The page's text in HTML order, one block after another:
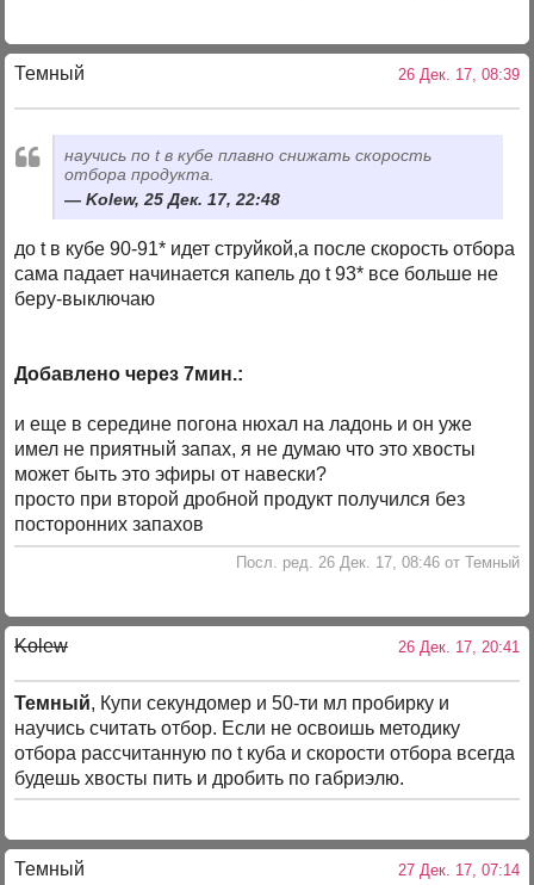
Темный 26 Дек. 17, 08:39
научись по t в кубе плавно снижать скорость
отбора продукта.
Kolew, 25 Дек. 17, 22:48
до t в кубе 90-91* идет струйкой,а после скорость отбора
сама падает начинается капель до t 93* все больше не
беру-выключаю
Добавлено через 7мин.:
и еще в середине погона нюхал на ладонь и он уже
имел не приятный запах, я не думаю что это хвосты
может быть это эфиры от навески?
просто при второй дробной продукт получился без
посторонних запахов
Посл. ред. 26 Дек. 17, 08:46 от Темный
Kolew 26 Дек. 17, 20:41
Темный, Купи секундомер и 50-ти мл пробирку и
научись считать отбор. Если не освоишь методику
отбора рассчитанную по t куба и скорости отбора всегда
будешь хвосты пить и дробить по габриэлю.
Темный 27 Дек. 17, 07:14